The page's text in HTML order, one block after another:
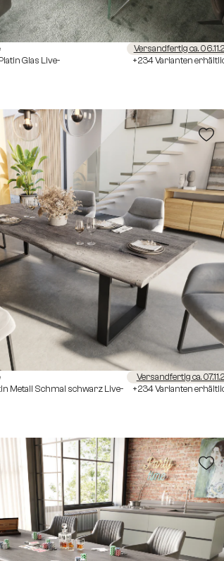
Glas Live-
Versandfertig ca.
+234 Varianten
Metall Schmal schwarz Live-
Versandfertig ca.
+234 Varianten